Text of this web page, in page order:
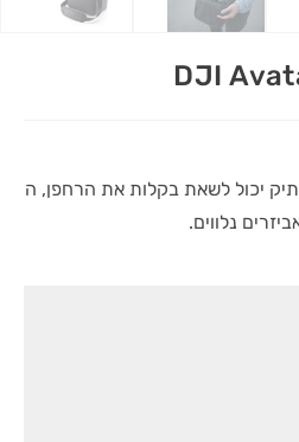
יכול לשאת בקלות את הרחפן, ה